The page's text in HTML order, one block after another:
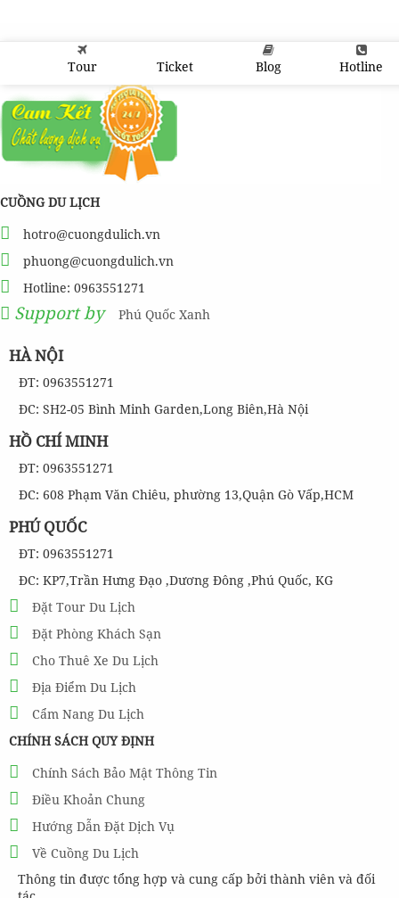
Tour Ticket Blog Hotline
CUỒNG DU LỊCH
hotro@cuongdulich.vn
phuong@cuongdulich.vn
Hotline: 0963551271
Support by Phú Quốc Xanh
HÀ NỘI
ĐT: 0963551271
ĐC: SH2-05 Bình Minh Garden,Long Biên,Hà Nội
HỒ CHÍ MINH
ĐT: 0963551271
ĐC: 608 Phạm Văn Chiêu, phường 13,Quận Gò Vấp,HCM
PHÚ QUỐC
ĐT: 0963551271
ĐC: KP7,Trần Hưng Đạo ,Dương Đông ,Phú Quốc, KG
Đặt Tour Du Lịch
Đặt Phòng Khách Sạn
Cho Thuê Xe Du Lịch
Địa Điểm Du Lịch
Cẩm Nang Du Lịch
CHÍNH SÁCH QUY ĐỊNH
Chính Sách Bảo Mật Thông Tin
Điều Khoản Chung
Hướng Dẫn Đặt Dịch Vụ
Về Cuồng Du Lịch
Thông tin được tổng hợp và cung cấp bởi thành viên và đối